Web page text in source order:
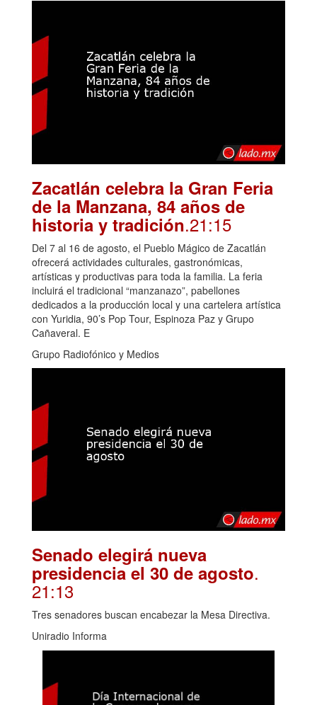
Zacatlán celebra la Gran Feria
de la Manzana, 84 años de
historia y tradición.21:15
Del 7 al 16 de agosto, el Pueblo Mágico de Zacatlán
ofrecerá actividades culturales, gastronómicas,
artísticas y productivas para toda la familia. La feria
incluirá el tradicional “manzanazo”, pabellones
dedicados a la producción local y una cartelera artística
con Yuridia, 90’s Pop Tour, Espinoza Paz y Grupo
Cañaveral. E
Grupo Radiofónico y Medios
Senado elegirá nueva
presidencia el 30 de agosto.
21:13
Tres senadores buscan encabezar la Mesa Directiva.
Uniradio Informa